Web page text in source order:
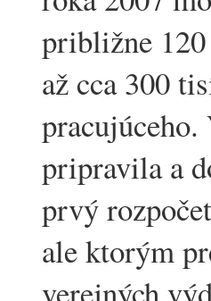
približne
až cca 300
pripravila a
prvý
ale ktorým
verejných